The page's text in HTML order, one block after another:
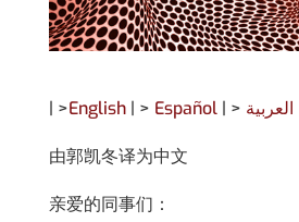
| >English| > Español| > العربية
由郭凯冬译为中文
亲爱的同事们：